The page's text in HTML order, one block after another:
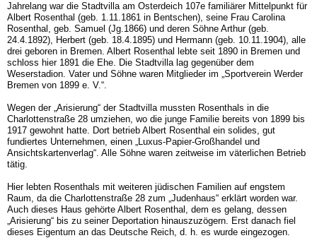
Jahrelang war die Stadtvilla am Osterdeich 107e familiärer Mittelpunkt für
Albert Rosenthal (geb. 1.11.1861 in Bentschen), seine Frau Carolina
Rosenthal, geb. Samuel (Jg.1866) und deren Söhne Arthur (geb.
24.4.1892), Herbert (geb. 18.4.1895) und Hermann (geb. 10.11.1904), alle
drei geboren in Bremen. Albert Rosenthal lebte seit 1890 in Bremen und
schloss hier 1891 die Ehe. Die Stadtvilla lag gegenüber dem
Weserstadion. Vater und Söhne waren Mitglieder im „Sportverein Werder
Bremen von 1899 e. V.“.
Wegen der „Arisierung“ der Stadtvilla mussten Rosenthals in die
Charlottenstraße 28 umziehen, wo die junge Familie bereits von 1899 bis
1917 gewohnt hatte. Dort betrieb Albert Rosenthal ein solides, gut
fundiertes Unternehmen, einen „Luxus-Papier-Großhandel und
Ansichtskartenverlag“. Alle Söhne waren zeitweise im väterlichen Betrieb
tätig.
Hier lebten Rosenthals mit weiteren jüdischen Familien auf engstem
Raum, da die Charlottenstraße 28 zum „Judenhaus“ erklärt worden war.
Auch dieses Haus gehörte Albert Rosenthal, dem es gelang, dessen
„Arisierung“ bis zu seiner Deportation hinauszuzögern. Erst danach fiel
dieses Eigentum an das Deutsche Reich, d. h. es wurde eingezogen.